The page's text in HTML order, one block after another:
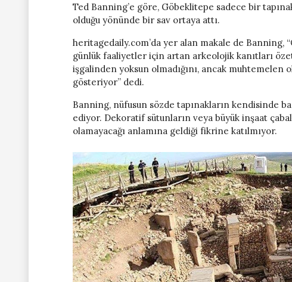
Ted Banning’e göre, Göbeklitepe sadece bir
olduğu yönünde bir sav ortaya attı.
heritagedaily.com’da yer alan makale de Banning,
günlük faaliyetler için artan arkeolojik kanıtları
işgalinden yoksun olmadığını, ancak muhtemelen
gösteriyor” dedi.
Banning, nüfusun sözde tapınakların kendisinde
ediyor. Dekoratif sütunların veya büyük inşaat
olamayacağı anlamına geldiği fikrine katılmıyor.